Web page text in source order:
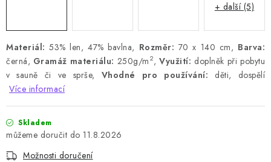
Materiál: 53% len, 47% bavlna, Rozměr: 70 x 140 cm, Barva:
černá, Gramáž materiálu: 250g/m 2,Využití: doplněk při pobytu
v sauně či ve sprše, Vhodné pro používání: děti, dospělí
Více informací
Skladem
11.8.2026
Možnosti doručení
+ další (5)